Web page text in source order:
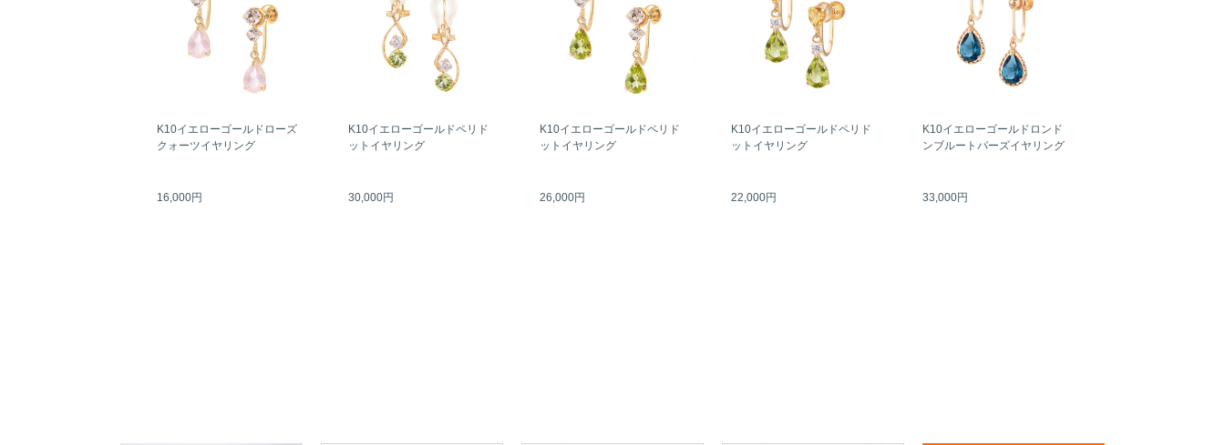
K10イエローゴールドローズ
クォーツイヤリング
16,000円
K10イエローゴールドペリド
ットイヤリング
30,000円
K10イエローゴールドペリド
ットイヤリング
26,000円
K10イエローゴールドペリド
ットイヤリング
22,000円
K10イエローゴールドロンド
ンブルートパーズイヤリング
33,000円